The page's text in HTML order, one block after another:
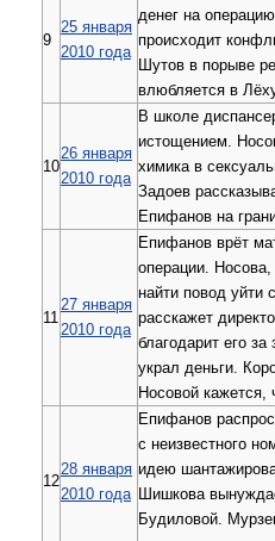
9
25 января
2010 года
денег на
происходит
Шутов в порыве
влюбляется в
10
26 января
2010 года
В школе
истощением.
химика в
Задоев
Епифанов на
11
27 января
2010 года
Епифанов врёт
операции.
найти повод уйти
расскажет
благодарит его
украл деньги.
Носовой кажется,
12
28 января
2010 года
Епифанов
с неизвестного
идею
Шишкова
Будиловой.